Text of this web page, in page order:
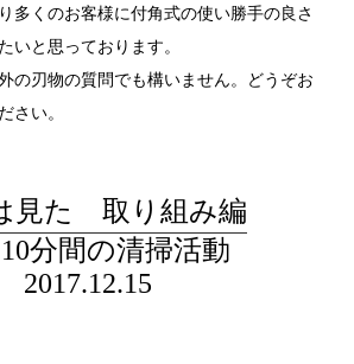
多くのお客様に付角式の使い勝手の良さ
いと思っております。
の刃物の質問でも構いません。どうぞお
さい。
見た 取り組み編
分間の清掃活動
2017.12.15